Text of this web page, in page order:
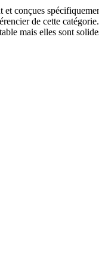
conçues
de cette
mais elles sont